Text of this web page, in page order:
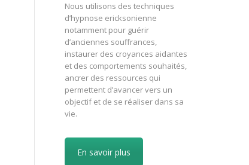
Nous utilisons des techniques
d’hypnose ericksonienne
notamment pour guérir
d’anciennes souffrances,
instaurer des croyances aidantes
et des comportements souhaités,
ancrer des ressources qui
permettent d’avancer vers un
objectif et de se réaliser dans sa
vie.
En savoir plus